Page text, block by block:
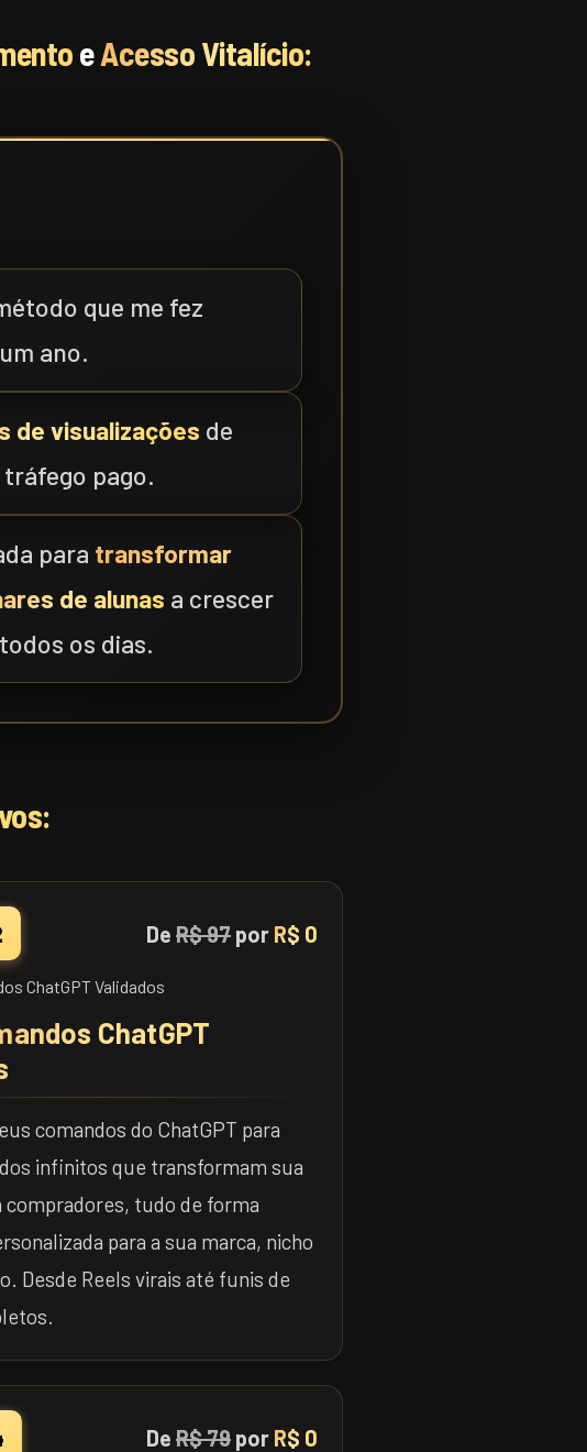
eAcesso Vitalício:
que me fez
ano.
de visualizações de
pago.
para transformar
de alunas a crescer
os dias.
De R$ 97 por R$ 0
ChatGPT
comandos do ChatGPT para
infinitos que transformam sua
compradores, tudo de forma
para a sua marca, nicho
Desde Reels virais até funis de
De R$ 79 por R$ 0